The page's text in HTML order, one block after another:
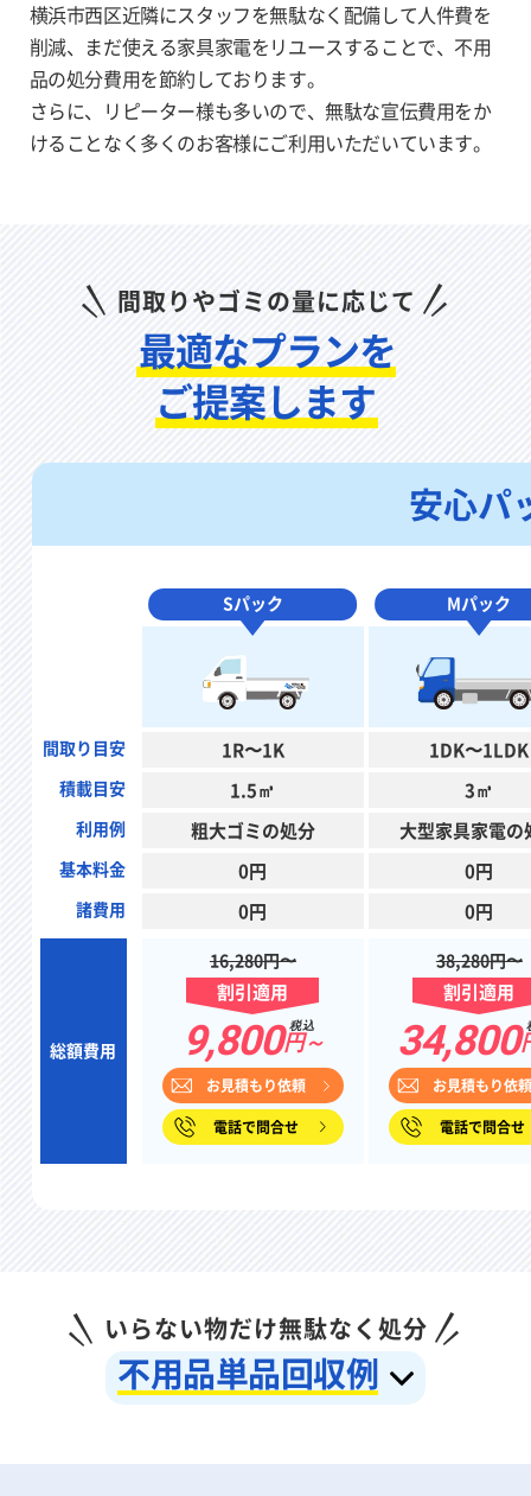
横浜市西区近隣にスタッフを無駄なく配備して人件費を
削減、まだ使える家具家電をリユースすることで、不用
品の処分費用を節約しております。
さらに、リピーター様も多いので、無駄な宣伝費用をか
けることなく多く のお客様にご利用いただいています。
間取りやゴミの量に応じて
最適なプランを
ご提案します
安心パ
Sパック Mパック
間取り目安 1R〜1K 1DK〜1LDK
積載目安 1.5㎥ 3㎥
利用例 粗大ゴミの処分 大型家具家電の
基本料金 0円 0円
諸費用 0円 0円
総額費用
16,280円〜
割引適用
9,800円～
税込
お見積もり依頼
電話で問合せ
38,280円〜
割引適用
34,800
お見積もり依頼
電話で問合せ
いらない物だけ無駄なく処分
不用品単品回収例